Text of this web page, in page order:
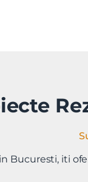
Bucuresti, iti